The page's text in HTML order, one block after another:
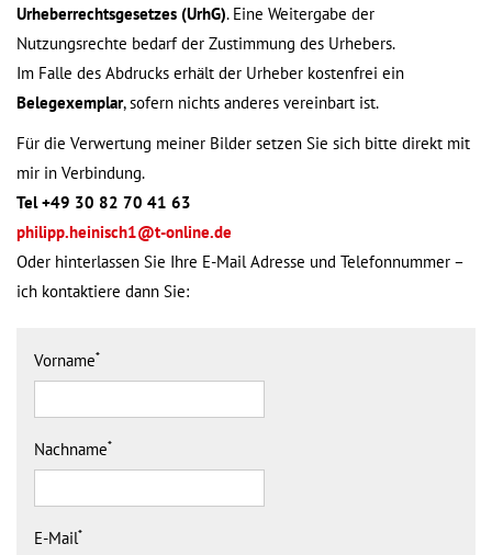
Urheberrechtsgesetzes (UrhG). Eine Weitergabe der
Nutzungsrechte bedarf der Zustimmung des Urhebers.
Im Falle des Abdrucks erhält der Urheber kostenfrei ein
Belegexemplar, sofern nichts anderes vereinbart ist.
Für die Verwertung meiner Bilder setzen Sie sich bitte direkt mit
mir in Verbindung.
Tel +49 30 82 70 41 63
philipp.heinisch1@t-online.de
Oder hinterlassen Sie Ihre E-Mail Adresse und Telefonnummer –
ich kontaktiere dann Sie:
Vorname*
Nachname*
E-Mail*